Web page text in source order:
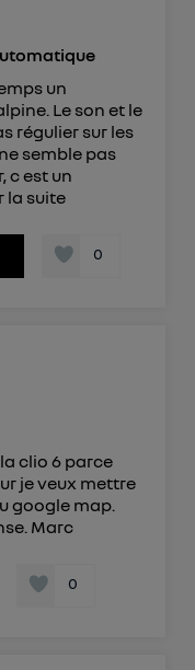
un
Le son et le
régulier sur les
semble pas
c est un
la suite
0
clio 6 parce
je veux mettre
google map.
Marc
0